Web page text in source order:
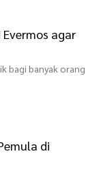
agar
bagi banyak orang
di